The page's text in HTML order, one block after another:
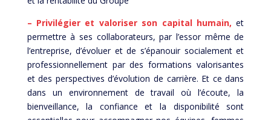
– Privilégier et valoriser son capital humain, et
permettre à ses collaborateurs, par l’essor même de
l’entreprise, d’évoluer et de s’épanouir socialement et
professionnellement par des formations valorisantes
et des perspectives d’évolution de carrière. Et ce dans
dans un environnement de travail où l’écoute, la
bienveillance, la confiance et la disponibilité sont